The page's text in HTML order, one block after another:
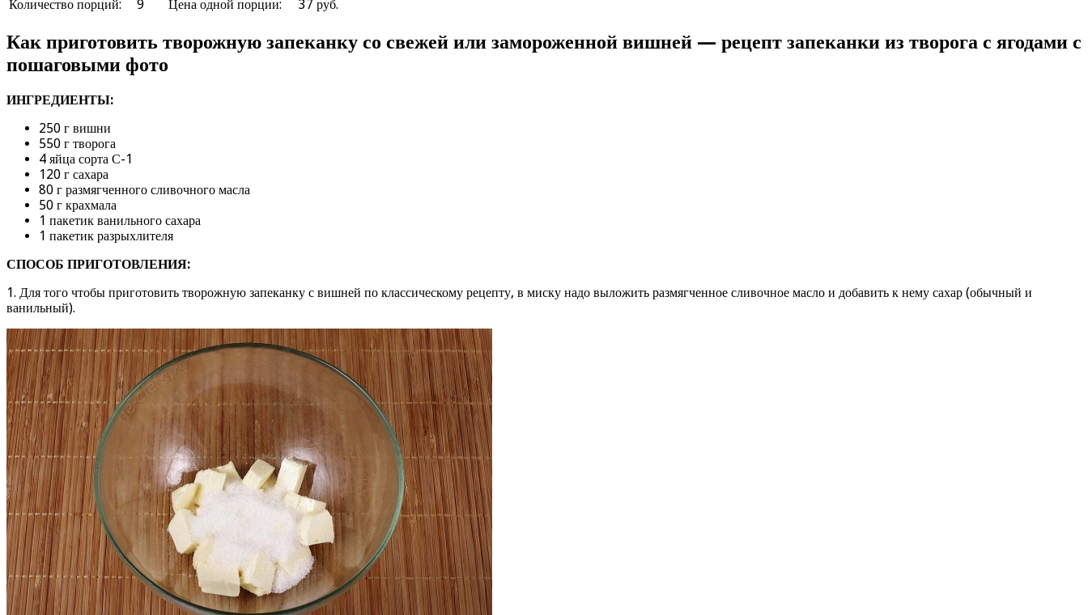
Количество порций:
9 Цена одной порции: 37 руб.
Как приготовить творожную запеканку со свежей или замороженной вишней — рецепт запеканки из творога с ягодами с
пошаговыми фото
ИНГРЕДИЕНТЫ:
250 г вишни
550 г творога
4 яйца сорта С-1
120 г сахара
80 г размягченного сливочного масла
50 г крахмала
1 пакетик ванильного сахара
1 пакетик разрыхлителя
СПОСОБ ПРИГОТОВЛЕНИЯ:
1. Для того чтобы приготовить творожную запеканку с вишней по классическому рецепту, в миску надо выложить размягченное сливочное масло и добавить к нему сахар (обычный и
ванильный).